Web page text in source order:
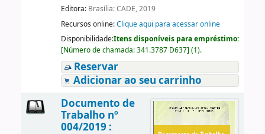
Editora: Brasília: CADE, 2019
Recursos online:Clique aqui para acessar online
Disponibilidade:Itens disponíveis para empréstimo:
[Número de chamada:341.3787 D637] (1).
Reservar
Adicionar ao seu carrinho
Documento de
Trabalho nº
004/2019 :